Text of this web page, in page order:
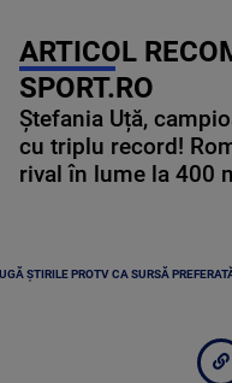
ARTICOL
SPORT.RO
Ștefania Uță,
cu triplu record!
rival în lume la 400
ȘTIRILE PROTV CA SURSĂ